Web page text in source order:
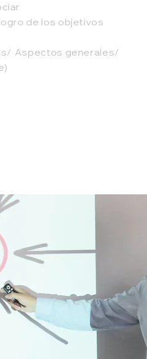
de los objetivos
Aspectos generales/